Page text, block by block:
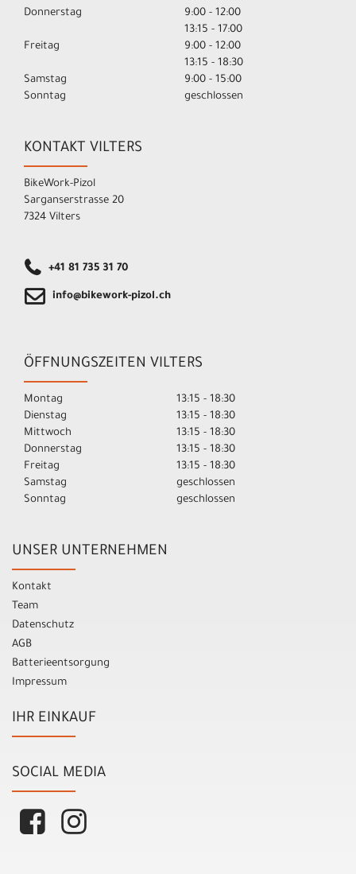
Donnerstag
9:00 - 12:00
13:15 - 17:00
Freitag
9:00 - 12:00
13:15 - 18:30
Samstag
9:00 - 15:00
Sonntag
geschlossen
KONTAKT VILTERS
BikeWork-Pizol
Sarganserstrasse 20
7324 Vilters
+41 81 735 31 70
info@bikework-pizol.ch
ÖFFNUNGSZEITEN VILTERS
Montag
13:15 - 18:30
Dienstag
13:15 - 18:30
Mittwoch
13:15 - 18:30
Donnerstag
13:15 - 18:30
Freitag
13:15 - 18:30
Samstag
geschlossen
Sonntag
geschlossen
UNSER UNTERNEHMEN
Kontakt
Team
Datenschutz
AGB
Batterieentsorgung
Impressum
IHR EINKAUF
SOCIAL MEDIA